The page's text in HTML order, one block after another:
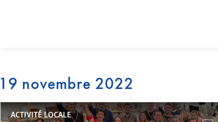
19 novembre 2022
ACTIVITÉ LOCALE